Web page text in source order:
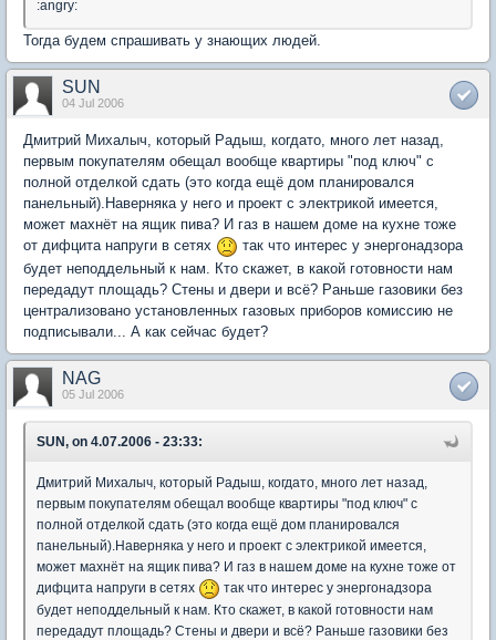
:angry:
Тогда будем спрашивать у знающих людей.
SUN
04 Jul 2006
Дмитрий Михалыч, который Радыш, когдато, много лет назад,
первым покупателям обещал вообще квартиры "под ключ" с
полной отделкой сдать (это когда ещё дом планировался
панельный).Наверняка у него и проект с электрикой имеется,
может махнёт на ящик пива? И газ в нашем доме на кухне тоже
от дифцита напруги в сетях
так что интерес у энергонадзора
будет неподдельный к нам. Кто скажет, в какой готовности нам
передадут площадь? Стены и двери и всё? Раньше газовики без
централизовано установленных газовых приборов комиссию не
подписывали... А как сейчас будет?
NAG
05 Jul 2006
SUN, on 4.07.2006 - 23:33:
Дмитрий Михалыч, который Радыш, когдато, много лет назад,
первым покупателям обещал вообще квартиры "под ключ" с
полной отделкой сдать (это когда ещё дом планировался
панельный).Наверняка у него и проект с электрикой имеется,
может махнёт на ящик пива? И газ в нашем доме на кухне тоже от
дифцита напруги в сетях
так что интерес у энергонадзора
будет неподдельный к нам. Кто скажет, в какой готовности нам
передадут площадь? Стены и двери и всё? Раньше газовики без